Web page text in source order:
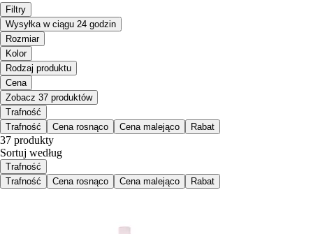
Filtry
Wysyłka w ciągu 24 godzin
Rozmiar
Kolor
Rodzaj produktu
Cena
Zobacz 37 produktów
Trafność
Trafność
Cena rosnąco Cena malejąco Rabat
37 produkty
Sortuj według
Trafność
Trafność
Cena rosnąco Cena malejąco Rabat